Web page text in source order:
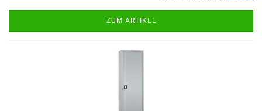
ZUM ARTIKEL